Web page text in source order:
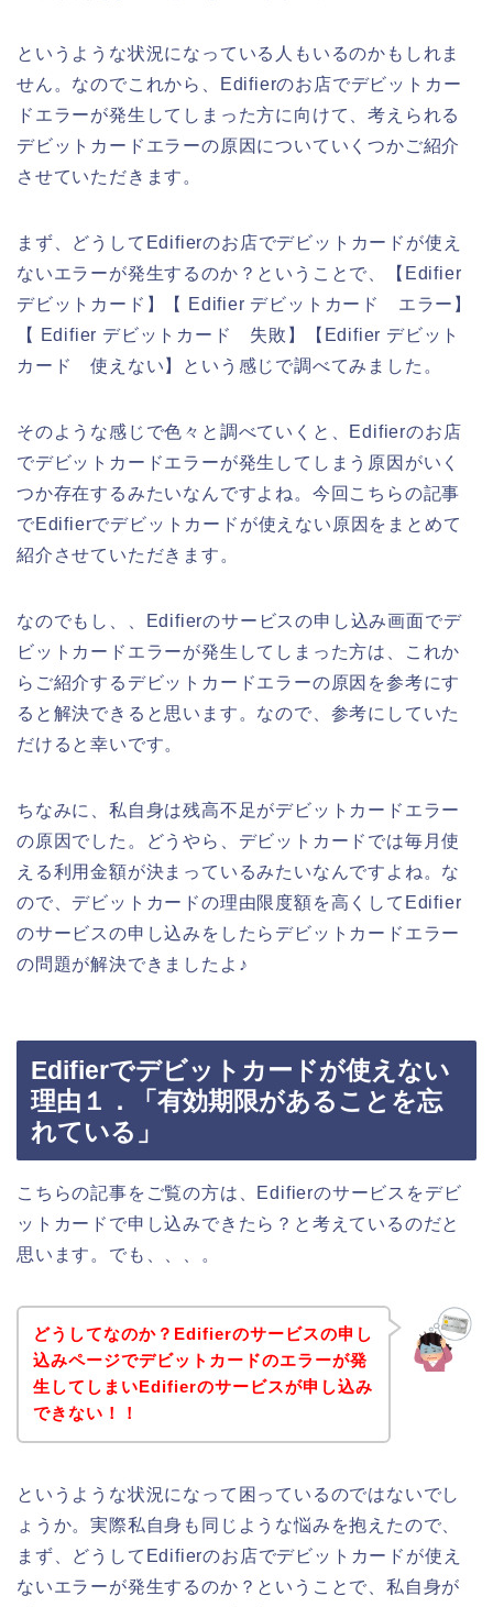
というような状況になっている人もいるのかもしれま
せん。なのでこれから、Edifierのお店でデビットカー
ドエラーが発生してしまった方に向けて、考えられる
デビットカードエラーの原因についていくつかご紹介
させていただきます。
まず、どうしてEdifierのお店でデビットカードが使え
ないエラーが発生するのか？ということで、【Edifier
デビットカード】【 Edifier デビットカード エラー】
【 Edifier デビットカード 失敗】【Edifier デビット
カード 使えない】という感じで調べてみました。
そのような感じで色々と調べていくと、Edifierのお店
でデビットカードエラーが発生してしまう原因がいく
つか存在するみたいなんですよね。今回こちらの記事
でEdifierでデビットカードが使えない原因をまとめて
紹介させていただきます。
なのでもし、、Edifierのサービスの申し込み画面でデ
ビットカードエラーが発生してしまった方は、これか
らご紹介するデビットカードエラーの原因を参考にす
ると解決できると思います。なので、参考にしていた
だけると幸いです。
ちなみに、私自身は残高不足がデビットカードエラー
の原因でした。どうやら、デビットカードでは毎月使
える利用金額が決まっているみたいなんですよね。な
ので、デビットカードの理由限度額を高くしてEdifier
のサービスの申し込みをしたらデビットカードエラー
の問題が解決できましたよ♪
Edifierでデビットカードが使えない
理由１．「有効期限があることを忘
れている」
こちらの記事をご覧の方は、Edifierのサービスをデビ
ットカードで申し込みできたら？と考えているのだと
思います。でも、、、。
どうしてなのか？Edifierのサービスの申し
込みページでデビットカードのエラーが発
生してしまいEdifierのサービスが申し込み
できない！！
というような状況になって困っているのではないでし
ょうか。実際私自身も同じような悩みを抱えたので、
まず、どうしてEdifierのお店でデビットカードが使え
ないエラーが発生するのか？ということで、私自身が